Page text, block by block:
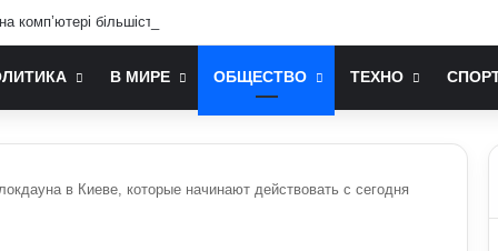
комп’ютері більшість людей не знає: технічні лайфхаки
В МИРЕ ОБЩЕСТВО ТЕХНО
в Киеве, которые начинают действовать с сегодня